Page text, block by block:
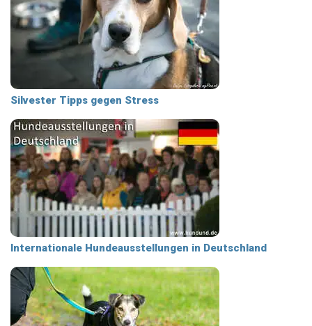
Silvester Tipps gegen Stress
Internationale Hundeausstellungen in Deutschland